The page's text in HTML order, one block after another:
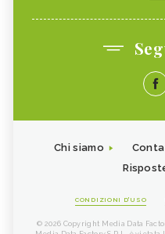
Chi siamo
CONDIZIONI D'USO
© 2026 Copyright Media Data